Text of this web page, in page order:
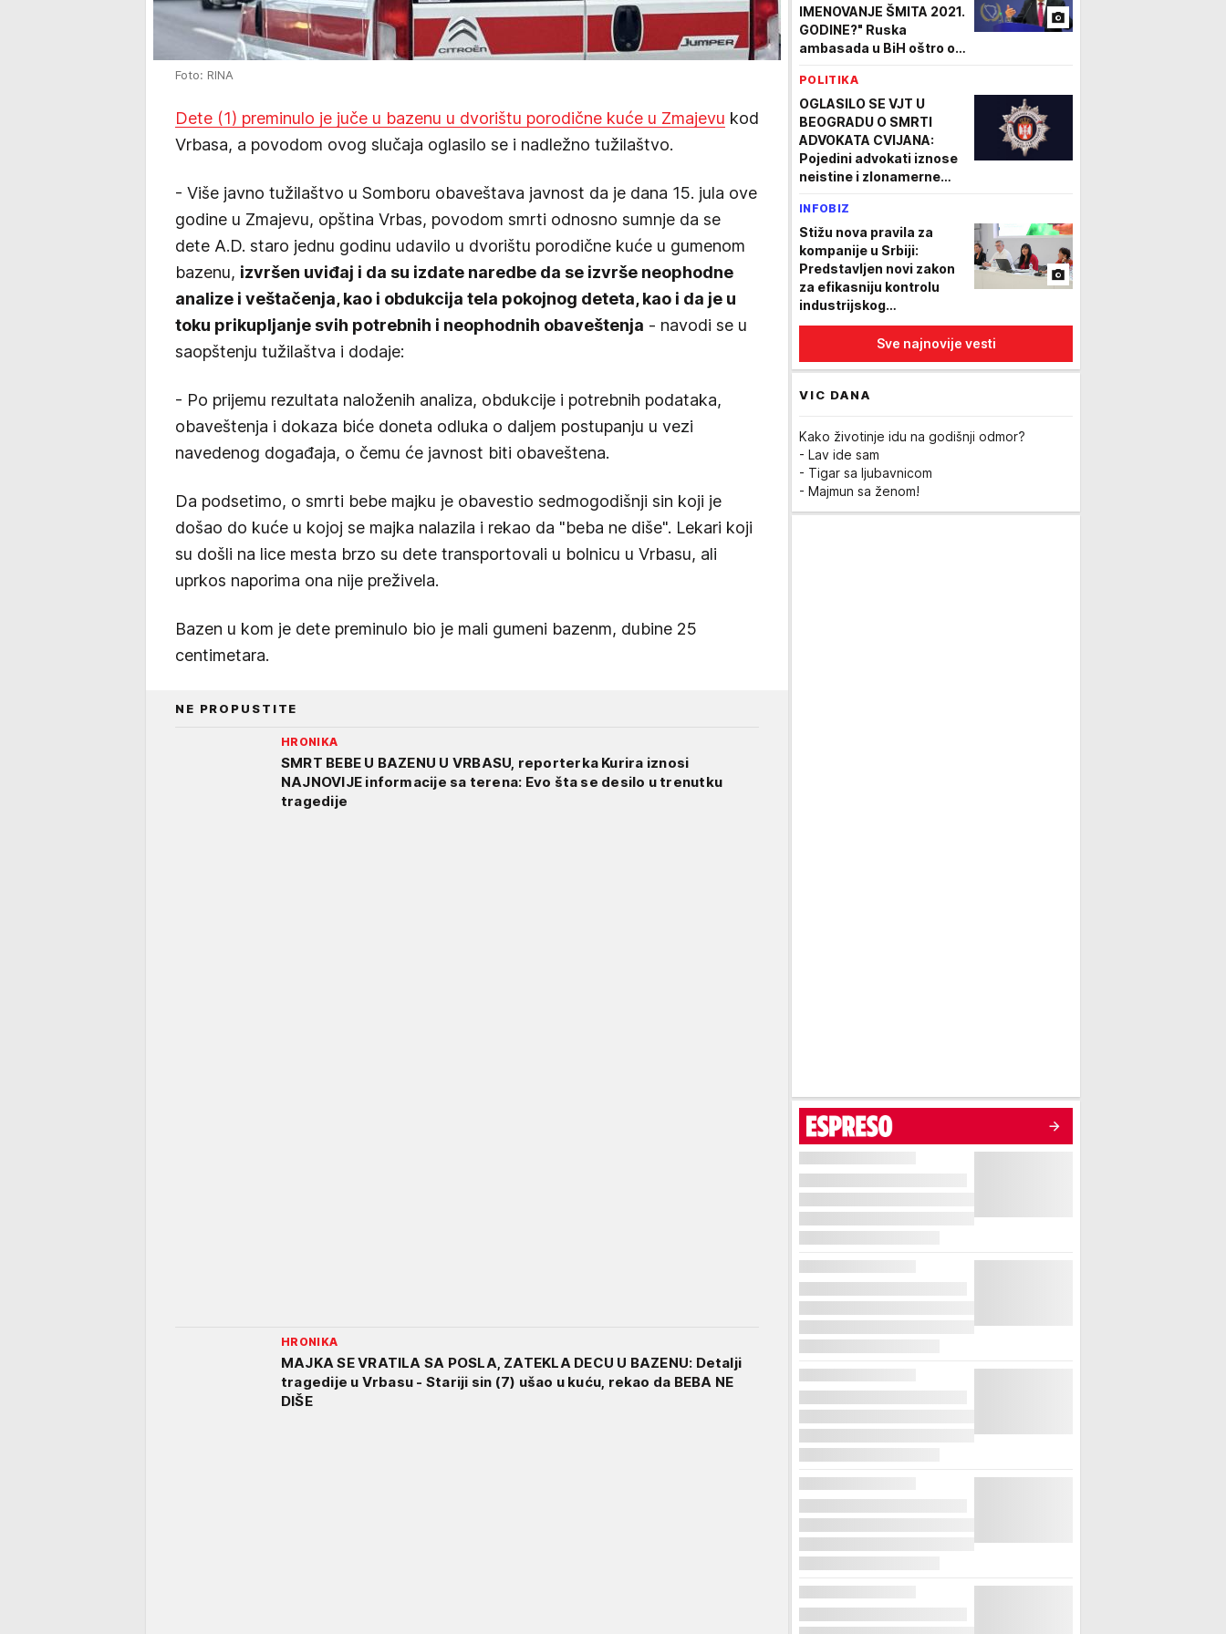
Foto: RINA
Dete (1) preminulo je juče u bazenu u dvorištu porodične kuće u Zmajevu kod
Vrbasa, a povodom ovog slučaja oglasilo se i nadležno tužilaštvo.
- Više javno tužilaštvo u Somboru obaveštava javnost da je dana 15. jula ove
godine u Zmajevu, opština Vrbas, povodom smrti odnosno sumnje da se
dete A.D. staro jednu godinu udavilo u dvorištu porodične kuće u gumenom
bazenu, izvršen uviđaj i da su izdate naredbe da se izvrše neophodne
analize i veštačenja, kao i obdukcija tela pokojnog deteta, kao i da je u
toku prikupljanje svih potrebnih i neophodnih obaveštenja - navodi se u
saopštenju tužilaštva i dodaje:
- Po prijemu rezultata naloženih analiza, obdukcije i potrebnih podataka,
obaveštenja i dokaza biće doneta odluka o daljem postupanju u vezi
navedenog događaja, o čemu će javnost biti obaveštena.
Da podsetimo, o smrti bebe majku je obavestio sedmogodišnji sin koji je
došao do kuće u kojoj se majka nalazila i rekao da "beba ne diše". Lekari koji
su došli na lice mesta brzo su dete transportovali u bolnicu u Vrbasu, ali
uprkos naporima ona nije preživela.
Bazen u kom je dete preminulo bio je mali gumeni bazenm, dubine 25
centimetara.
NE PROPUSTITE
HRONIKA
SMRT BEBE U BAZENU U VRBASU, reporterka Kurira iznosi
NAJNOVIJE informacije sa terena: Evo šta se desilo u trenutku
tragedije
HRONIKA
MAJKA SE VRATILA SA POSLA, ZATEKLA DECU U BAZENU: Detalji
tragedije u Vrbasu - Stariji sin (7) ušao u kuću, rekao da BEBA NE
DIŠE
IMENOVANJE ŠMITA 2021.
GODINE?" Ruska
ambasada u BiH oštro o
ambasadora, sporan i
stav o gasovodu
POLITIKA
OGLASILO SE VJT U
BEOGRADU O SMRTI
ADVOKATA CVIJANA:
Pojedini advokati iznose
neistine i zlonamerne
Vladimira Cvijana je
utvrđen
INFOBIZ
Stižu nova pravila za
kompanije u Srbiji:
Predstavljen novi zakon
za efikasniju kontrolu
industrijskog
zagađivanja
Sve najnovije vesti
VIC DANA
Kako životinje idu na godišnji odmor?
- Lav ide sam
- Tigar sa ljubavnicom
- Majmun sa ženom!